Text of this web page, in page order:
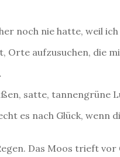
noch nie hatte, weil
Orte aufzusuchen, die
satte, tannengrüne
es nach Glück,
Das Moos trieft